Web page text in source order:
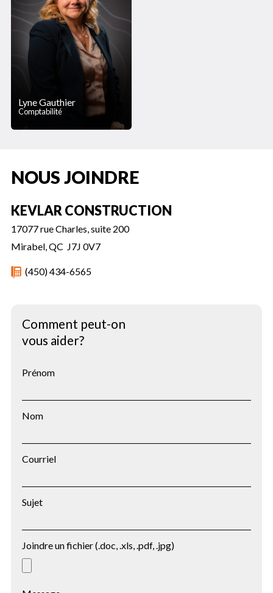
Lyne Gauthier
Comptabilité
NOUS JOINDRE
KEVLAR CONSTRUCTION
17077 rue Charles, suite 200
Mirabel, QC J7J 0V7
(450) 434-6565
Comment peut-on
vous aider?
Prénom
Nom
Courriel
Sujet
Joindre un fichier (.doc, .xls, .pdf, .jpg)